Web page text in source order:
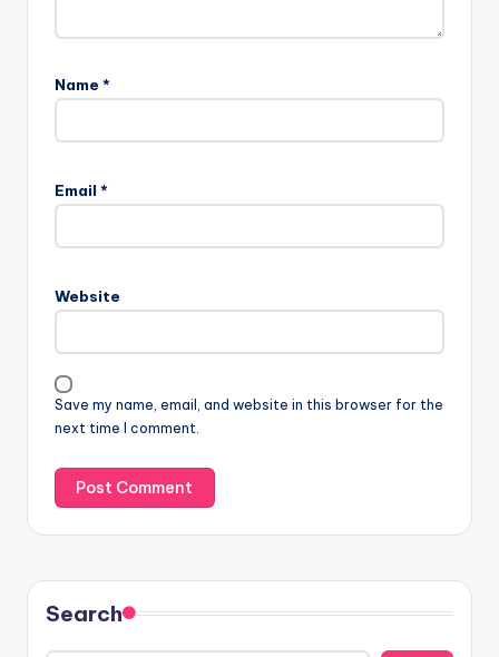
Name *
Email *
Website
Save my name, email, and website in this browser for the
next time I comment.
Search